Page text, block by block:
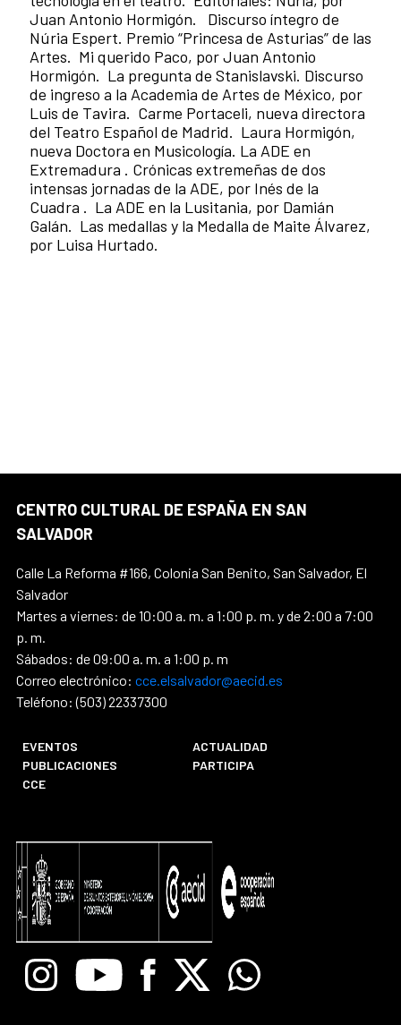
Juan Antonio Hormigón. Discurso íntegro de
Núria Espert. Premio “Princesa de Asturias” de las
Artes. Mi querido Paco, por Juan Antonio
Hormigón. La pregunta de Stanislavski. Discurso
de ingreso a la Academia de Artes de México, por
Luis de Tavira. Carme Portaceli, nueva directora
del Teatro Español de Madrid. Laura Hormigón,
nueva Doctora en Musicología. La ADE en
Extremadura . Crónicas extremeñas de dos
intensas jornadas de la ADE, por Inés de la
Cuadra . La ADE en la Lusitania, por Damián
Galán. Las medallas y la Medalla de Maite Álvarez,
por Luisa Hurtado.
CENTRO CULTURAL DE ESPAÑA EN SAN
SALVADOR
Calle La Reforma #166, Colonia San Benito, San Salvador, El
Salvador
Martes a viernes: de 10:00 a. m. a 1:00 p. m. y de 2:00 a 7:00
p. m.
Sábados: de 09:00 a. m. a 1:00 p. m
Correo electrónico: cce.elsalvador@aecid.es
Teléfono: (503) 22337300
EVENTOS
ACTUALIDAD
PUBLICACIONES
PARTICIPA
CCE
InstagramYoutube Facebook
X Whatsapp